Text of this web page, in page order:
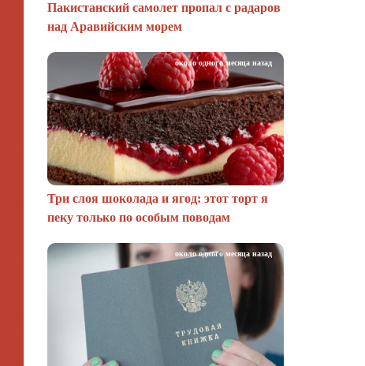
Пакистанский самолет пропал с радаров
над Аравийским морем
Три слоя шоколада и ягод: этот торт я
пеку только по особым поводам
около одного месяца назад
около одного месяца назад